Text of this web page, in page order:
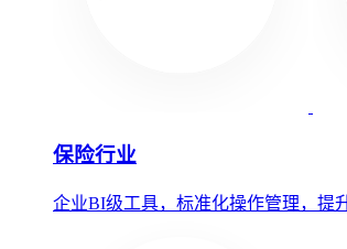
保险行业
企业BI级工具，标准化操作管理，提